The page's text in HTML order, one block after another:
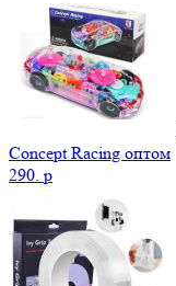
Concept Racing оптом
290. p